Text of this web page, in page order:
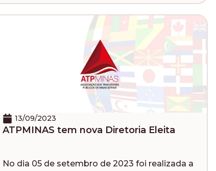
13/09/2023
ATPMINAS tem nova Diretoria Eleita
No dia 05 de setembro de 2023 foi realizada a